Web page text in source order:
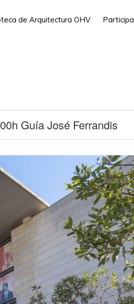
de Arquitectura OHV Participa
Guía José Ferrandis